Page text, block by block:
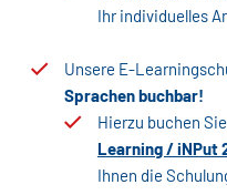
Ihr individuelles
Unsere E-
Sprachen buchbar!
Hierzu buchen
Learning / iNPut
Ihnen die